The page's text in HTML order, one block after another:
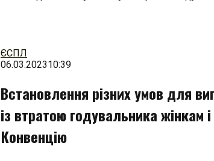
ЄСПЛ
06.03.202310:39
Встановлення різних умов для
із втратою годувальника жінкам
Конвенцію